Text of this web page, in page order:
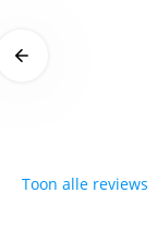
Toon alle reviews